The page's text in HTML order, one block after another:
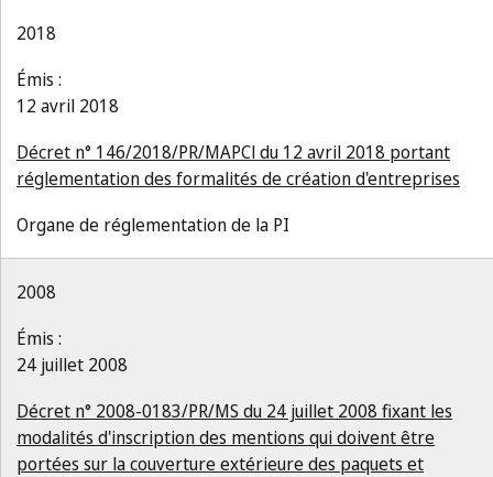
2018
Émis :
12 avril 2018
Décret n° 146/2018/PR/MAPCl du 12 avril 2018 portant
réglementation des formalités de création d'entreprises
Organe de réglementation de la PI
2008
Émis :
24 juillet 2008
Décret n° 2008-0183/PR/MS du 24 juillet 2008 fixant les
modalités d'inscription des mentions qui doivent être
portées sur la couverture extérieure des paquets et